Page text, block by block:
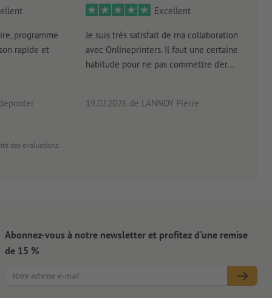
programme
rapide et
Excellent
Je suis très satisfait de ma collaboration
avec Onlineprinters. Il faut une certaine
habitude pour ne pas commettre d'er...
19.07.2026 de LANNOY Pierre
des évaluations.
Abonnez-vous à notre newsletter et profitez d'une remise
de 15 %